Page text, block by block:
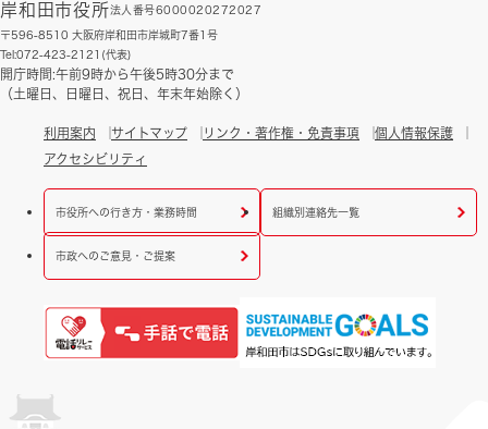
岸和田市役所法人番号6000020272027
〒596-8510 大阪府岸和田市岸城町7番1号
Tel:072-423-2121(代表)
開庁時間:午前9時から午後5時30分まで
（土曜日、日曜日、祝日、年末年始除く）
利用案内 サイトマップ リンク・著作権・免責事項
個人情報保護
アクセシビリティ
市役所への行き方・業務時間 組織別連絡先一覧
市政へのご意見・ご提案